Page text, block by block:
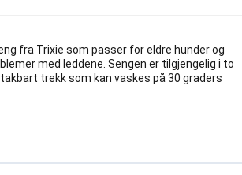
fra Trixie som passer for eldre hunder og
med leddene. Sengen er tilgjengelig i to
trekk som kan vaskes på 30 graders